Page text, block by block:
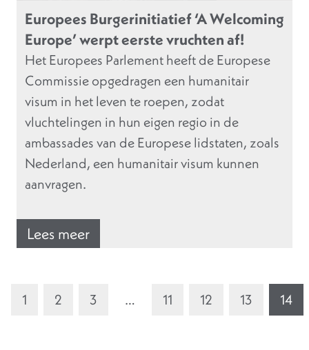
Europees Burgerinitiatief ‘A Welcoming
Europe’ werpt eerste vruchten af!
Het Europees Parlement heeft de Europese
Commissie opgedragen een humanitair
visum in het leven te roepen, zodat
vluchtelingen in hun eigen regio in de
ambassades van de Europese lidstaten, zoals
Nederland, een humanitair visum kunnen
aanvragen.
Lees meer
1 2 3 … 11 12 13 14